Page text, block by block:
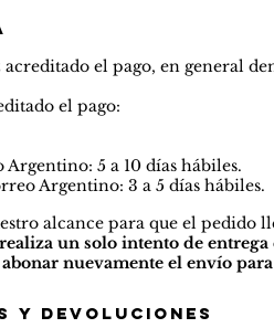
el pago, en general
el pago:
Argentino: 5 a 10 días hábiles.
Argentino: 3 a 5 días hábiles.
alcance para que el
un solo intento de
nuevamente el envío
y devoluciones